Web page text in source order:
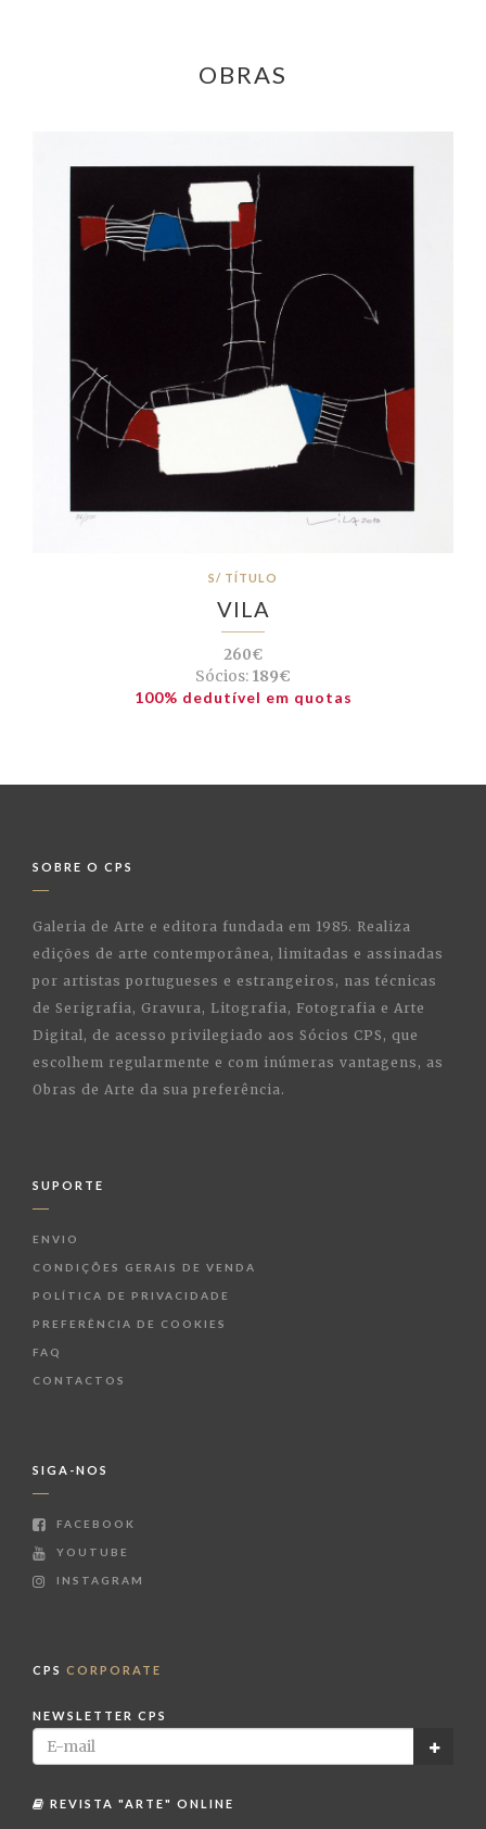
OBRAS
S/ TÍTULO
VILA
260€
Sócios: 189€
100% dedutível em quotas
SOBRE O CPS
Galeria de Arte e editora fundada em 1985. Realiza
edições de arte contemporânea, limitadas e assinadas
por artistas portugueses e estrangeiros, nas técnicas
de Serigrafia, Gravura, Litografia, Fotografia e Arte
Digital, de acesso privilegiado aos Sócios CPS, que
escolhem regularmente e com inúmeras vantagens, as
Obras de Arte da sua preferência.
SUPORTE
ENVIO
CONDIÇÕES GERAIS DE VENDA
POLÍTICA DE PRIVACIDADE
PREFERÊNCIA DE COOKIES
FAQ
CONTACTOS
SIGA-NOS
FACEBOOK
YOUTUBE
INSTAGRAM
CPS CORPORATE
NEWSLETTER CPS
REVISTA "ARTE" ONLINE